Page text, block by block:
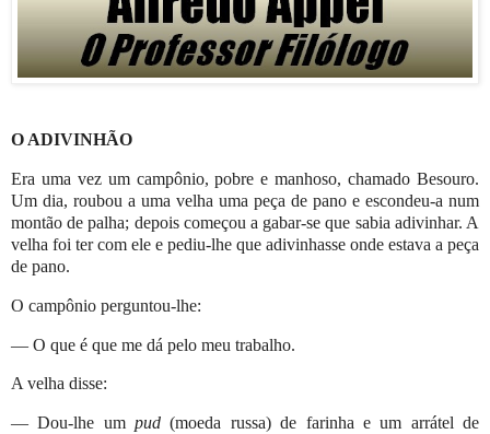
O ADIVINHÃO
Era uma vez um campônio, pobre e manhoso, chamado Besouro.
Um dia, roubou a uma velha uma peça de pano e escondeu-a num
montão de palha; depois começou a gabar-se que sabia adivinhar. A
velha foi ter com ele e pediu-lhe que adivinhasse onde estava a peça
de pano.
O campônio perguntou-lhe:
— O que é que me dá pelo meu trabalho.
A velha disse:
— Dou-lhe umpud (moeda russa) de farinha e um arrátel de